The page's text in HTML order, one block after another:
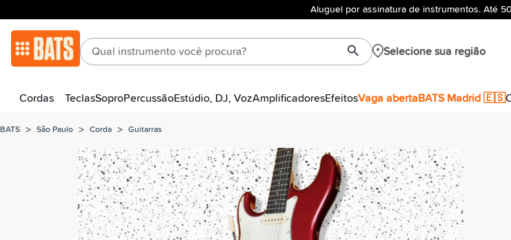
Aluguel por assinatura de instrumentos. Até
Selecione sua região
Cordas TeclasSoproPercussãoEstúdio, DJ, VozAmplificadoresEfeitosVaga abertaBATS Madrid 🇪🇸
BATS > São Paulo > Corda > Guitarras